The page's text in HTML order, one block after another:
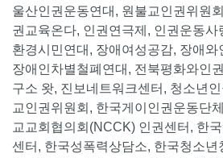
울산인권운동연대, 원불교인권위원
권교육온다, 인권연극제, 인권운동
환경시민연대, 장애여성공감, 장애
장애인차별철폐연대, 전북평화와인
구소 왓, 진보네트워크센터, 청소년
교인권위원회, 한국게이인권운동단
교교회협의회(NCCK) 인권센터, 한
센터, 한국성폭력상담소, 한국청소년